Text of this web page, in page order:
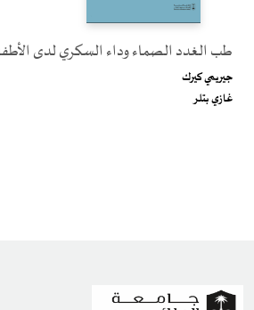
طب الغدد الصماء وداء السكري لدى
جيريمي كيرك
غازي بتلر